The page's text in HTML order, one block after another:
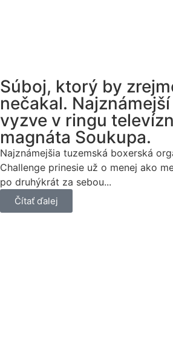
Súboj, ktorý by
nečakal.
vyzve v ringu
magnáta Soukupa.
Najznámejšia tuzemská boxerská
Challenge prinesie už o menej ako
po druhýkrát za sebou...
Čítať ďalej